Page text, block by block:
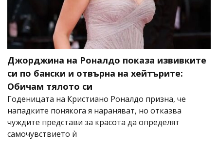
Джорджина на Роналдо показа извивките
си по бански и отвърна на хейтърите:
Обичам тялото си
Годеницата на Кристиано Роналдо призна, че
нападките понякога я нараняват, но отказва
чуждите представи за красота да определят
самочувствието ѝ